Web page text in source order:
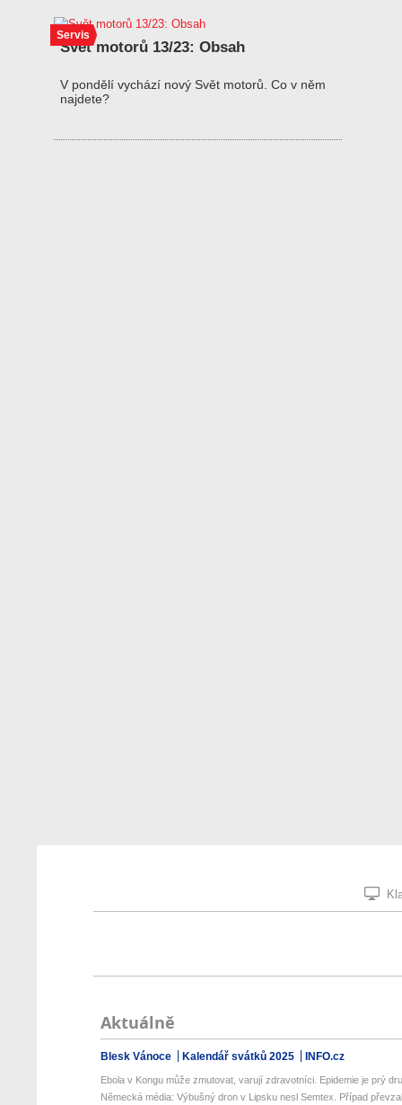
Servis
Svět motorů 13/23: Obsah
V pondělí vychází nový Svět motorů. Co v něm
najdete?
Aktuálně
Blesk Vánoce Kalendář svátků 2025 INFO.cz
Ebola v Kongu může zmutovat, varují zdravotníci. Epidemie je prý
Německá média: Výbušný dron v Lipsku nesl Semtex. Případ